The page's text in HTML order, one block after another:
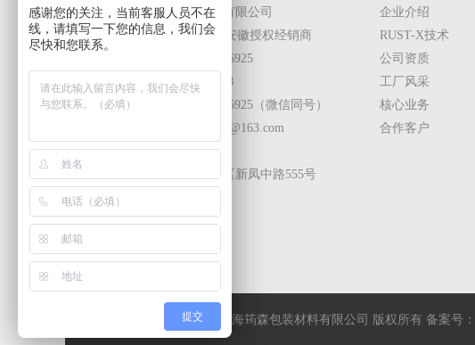
上海筠森包装材料有限公司
RUST-X上海,江苏,安徽授权经销商
电话：+86-13916136925
传真：021-60130708
手机：+86-13916136925（微信同号）
邮箱：13916136925@163.com
Q Q：1249655172
地址：上海市青浦区新凤中路555号
企业介绍
RUST-X技术
公司资质
工厂风采
核心业务
合作客户
Copyright © 2018 上海筠森包装材料有限公司 版权所有 备案号：
感谢您的关注，当前客服人员不在
线，请填写一下您的信息，我们会
尽快和您联系。
提交